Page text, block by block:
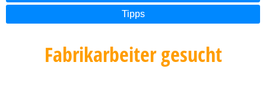
Tipps
Fabrikarbeiter gesucht